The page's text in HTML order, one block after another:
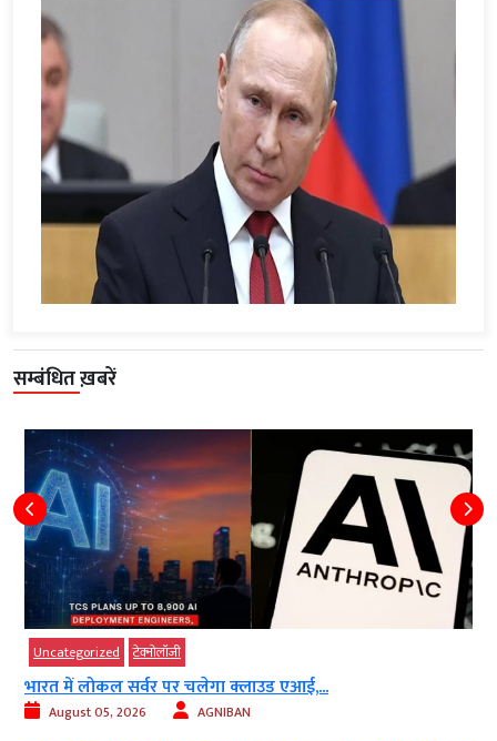
सम्बंधित ख़बरें
Uncategorized टेक्‍नोलॉजी
भारत में लोकल सर्वर पर चलेगा क्लाउड एआई,...
August 05, 2026 AGNIBAN